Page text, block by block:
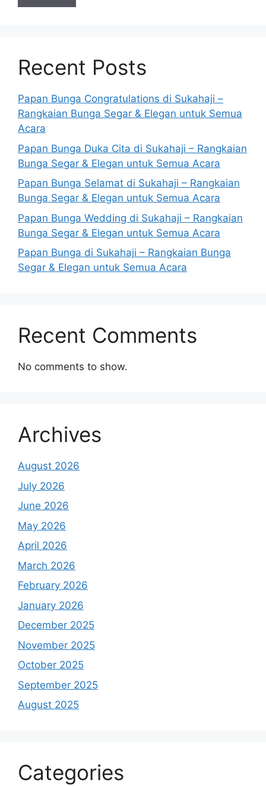
Recent Posts
Papan Bunga Congratulations di Sukahaji –
Rangkaian Bunga Segar & Elegan untuk Semua
Acara
Papan Bunga Duka Cita di Sukahaji – Rangkaian
Bunga Segar & Elegan untuk Semua Acara
Papan Bunga Selamat di Sukahaji – Rangkaian
Bunga Segar & Elegan untuk Semua Acara
Papan Bunga Wedding di Sukahaji – Rangkaian
Bunga Segar & Elegan untuk Semua Acara
Papan Bunga di Sukahaji – Rangkaian Bunga
Segar & Elegan untuk Semua Acara
Recent Comments
No comments to show.
Archives
August 2026
July 2026
June 2026
May 2026
April 2026
March 2026
February 2026
January 2026
December 2025
November 2025
October 2025
September 2025
August 2025
Categories